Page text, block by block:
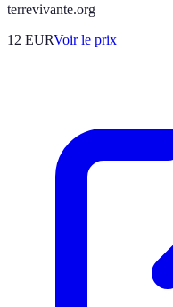
terrevivante.org
12 EURVoir le prix